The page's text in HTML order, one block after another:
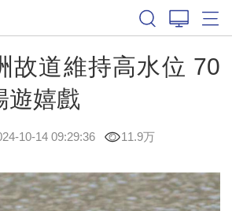
故道維持高水位 70
遊嬉戲
10-14 09:29:36 11.9万